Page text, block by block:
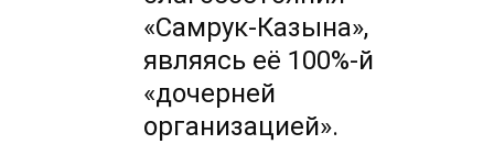
«Самрук-Казына»,
являясь её 100%-й
«дочерней
организацией».